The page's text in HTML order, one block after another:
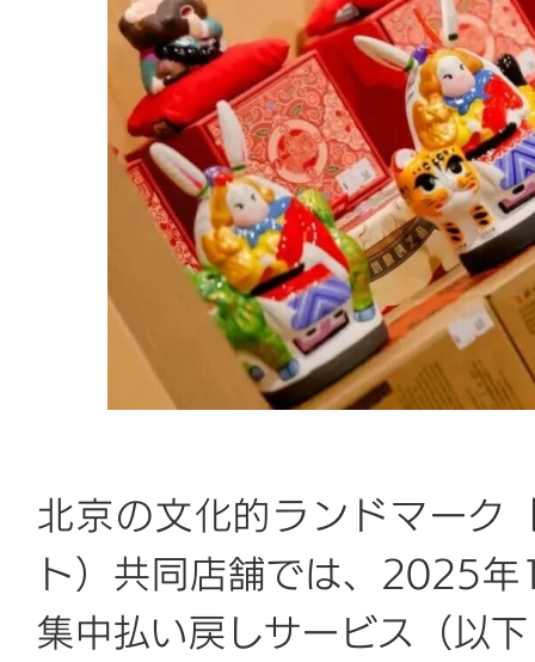
北京の文化的ランドマーク
ト）共同店舗では、2025
集中払い戻しサービス（以